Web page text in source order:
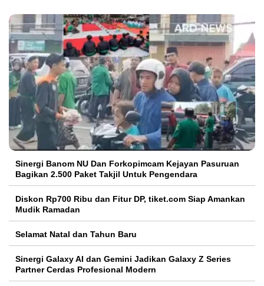
Sinergi Banom NU Dan Forkopimcam Kejayan Pasuruan
Bagikan 2.500 Paket Takjil Untuk Pengendara
Diskon Rp700 Ribu dan Fitur DP, tiket.com Siap Amankan
Mudik Ramadan
Selamat Natal dan Tahun Baru
Sinergi Galaxy AI dan Gemini Jadikan Galaxy Z Series
Partner Cerdas Profesional Modern